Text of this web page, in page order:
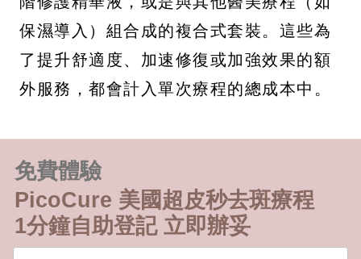
保濕導入）組合成的複合式套裝。這些為
了提升舒適度、加速修復或加強效果的額
外服務，都會計入單次療程的總成本中。
免費體驗
PicoCure 美國超皮秒去斑療程
1分鐘自助登記 立即辦妥